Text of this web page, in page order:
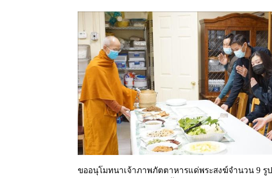
ขออนุโมทนาเจ้าภาพภัตตาหารแด่พระสงฆ์จำนวน 9 รู